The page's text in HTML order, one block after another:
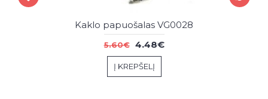
Kaklo papuošalas VG0028
5.60€ 4.48€
Į KREPŠELĮ